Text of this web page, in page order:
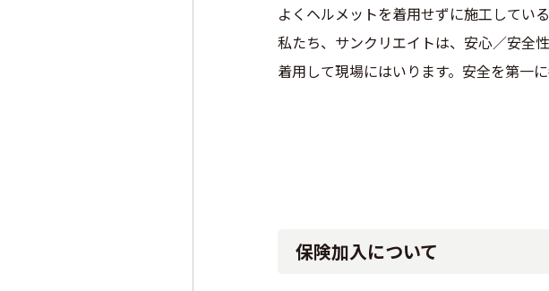
よくヘルメットを着用せずに施工してい
私たち、サンクリエイトは、安心／安全
着用して現場にはいります。安全を第一
保険加入について